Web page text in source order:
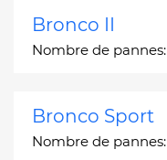
Bronco II
Nombre de pannes:
Bronco Sport
Nombre de pannes: